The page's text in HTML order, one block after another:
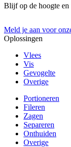
Blijf op de hoogte en
Meld je aan voor
Oplossingen
Vlees
Vis
Gevogelte
Overige
Portioneren
Fileren
Zagen
Separeren
Onthuiden
Overige